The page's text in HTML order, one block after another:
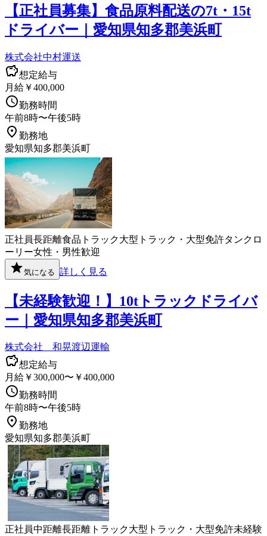
【正社員募集】食品原料配送の7t・15t
ドライバー｜愛知県知多郡美浜町
株式会社中村運送
想定給与
月給￥400,000
勤務時間
午前8時〜午後5時
勤務地
愛知県知多郡美浜町
正社員長距離食品 トラック大型トラック・大型免許タンクロ
ーリー女性・男性歓迎
気になる 詳しく見る
【未経験歓迎！】10tトラックドライバ
ー｜愛知県知多郡美浜町
株式会社 和晃渡辺運輸
想定給与
月給￥300,000〜￥400,000
勤務時間
午前8時〜午後5時
勤務地
愛知県知多郡美浜町
正社員中距離長距離 トラック大型トラック・大型免許未経験